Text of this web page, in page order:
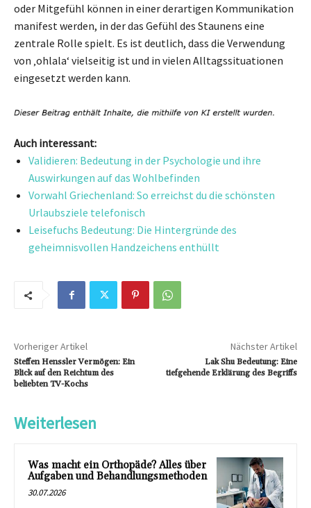
oder Mitgefühl können in einer derartigen Kommunikation
manifest werden, in der das Gefühl des Staunens eine
zentrale Rolle spielt. Es ist deutlich, dass die Verwendung
von ‚ohlala‘ vielseitig ist und in vielen Alltagssituationen
eingesetzt werden kann.
Auch interessant:
Validieren: Bedeutung in der Psychologie und ihre
Auswirkungen auf das Wohlbefinden
Vorwahl Griechenland: So erreichst du die schönsten
Urlaubsziele telefonisch
Leisefuchs Bedeutung: Die Hintergründe des
geheimnisvollen Handzeichens enthüllt
Vorheriger Artikel
Steffen Henssler Vermögen: Ein
Blick auf den Reichtum des
beliebten TV-Kochs
Nächster Artikel
Lak Shu Bedeutung: Eine
tiefgehende Erklärung des Begriffs
Weiterlesen
Was macht ein Orthopäde? Alles über
Aufgaben und Behandlungsmethoden
30.07.2026